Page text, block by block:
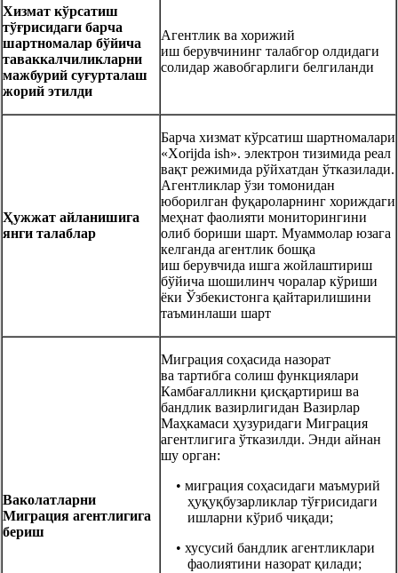
Хизмат кўрсатиш
тўғрисидаги барча
шартномалар бўйича
таваккалчиликларни
мажбурий суғурталаш
жорий этилди
Агентлик ва хорижий
иш берувчининг талабгор олдидаги
солидар жавобгарлиги белгиланди
Ҳужжат айланишига
янги талаблар
Барча хизмат кўрсатиш шартномалари
«Xorijda ish». электрон тизимида реал
вақт режимида рўйхатдан ўтказилади.
Агентликлар ўзи томонидан
юборилган фуқароларнинг хориждаги
меҳнат фаолияти мониторингини
олиб бориши шарт. Муаммолар юзага
келганда агентлик бошқа
иш берувчида ишга жойлаштириш
бўйича шошилинч чоралар кўриши
ёки Ўзбекистонга қайтарилишини
таъминлаши шарт
Ваколатларни
Миграция агентлигига
бериш
Миграция соҳасида назорат
ва тартибга солиш функциялари
Камбағалликни қисқартириш ва
бандлик вазирлигидан Вазирлар
Маҳкамаси ҳузуридаги Миграция
агентлигига ўтказилди. Энди айнан
шу орган:
• миграция соҳасидаги маъмурий
ҳуқуқбузарликлар тўғрисидаги
ишларни кўриб чиқади;
• хусусий бандлик агентликлари
фаолиятини назорат қилади;